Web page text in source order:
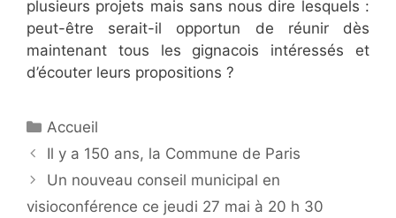
plusieurs projets mais sans nous dire lesquels :
peut-être serait-il opportun de réunir dès
maintenant tous les gignacois intéressés et
d’écouter leurs propositions ?
Catégories
Accueil
Il y a 150 ans, la Commune de Paris
Un nouveau conseil municipal en
visioconférence ce jeudi 27 mai à 20 h 30